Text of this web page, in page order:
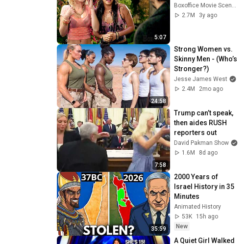
5:07
Boxoffice Movie Scenes
2.7M
3y ago
24:58
Strong Women vs.
Skinny Men - (Who’s
Stronger?)
Jesse James West
2.4M
2mo ago
7:58
Trump can’t speak,
then aides RUSH
reporters out
David Pakman Show
1.6M
8d ago
35:59
2000 Years of
Israel History in 35
Minutes
Animated History
53K
15h ago
New
A Quiet Girl Walked